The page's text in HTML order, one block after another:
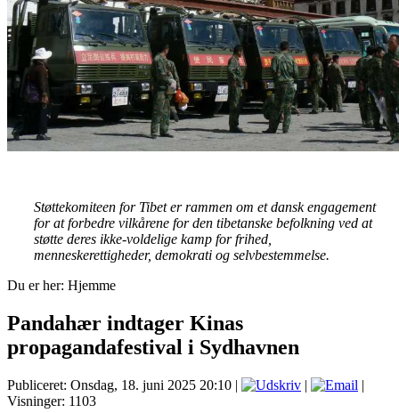
Støttekomiteen for Tibet er rammen om et dansk engagement
for at forbedre vilkårene for den tibetanske befolkning ved at
støtte deres ikke-voldelige kamp for frihed,
menneskerettigheder, demokrati og selvbestemmelse.
Du er her: Hjemme
Pandahær indtager Kinas
propagandafestival i Sydhavnen
Publiceret: Onsdag, 18. juni 2025 20:10 | |
|
Visninger: 1103